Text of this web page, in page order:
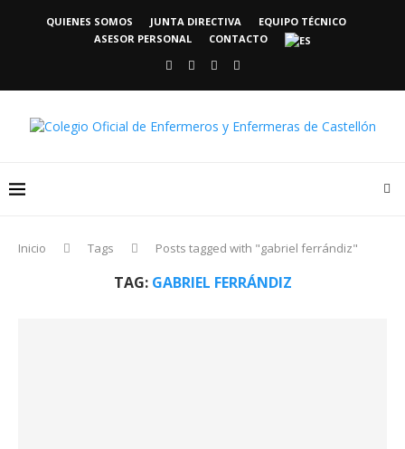
QUIENES SOMOS JUNTA DIRECTIVA
EQUIPO TÉCNICO
ASESOR PERSONAL
CONTACTO
Inicio Tags Posts tagged with "gabriel ferrándiz"
TAG: GABRIEL FERRÁNDIZ